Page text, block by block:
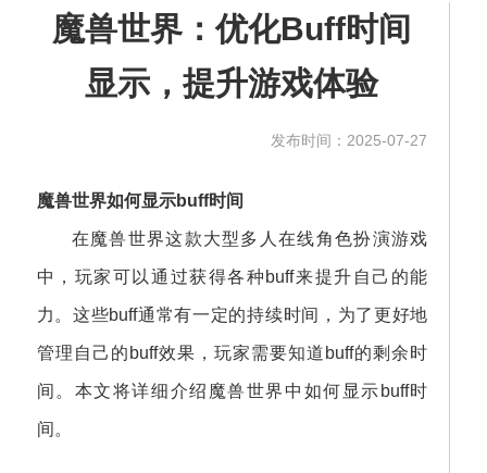
魔兽世界：优化Buff时间
显示，提升游戏体验
发布时间：2025-07-27
魔兽世界如何显示buff时间
在魔兽世界这款大型多人在线角色扮演游戏
中，玩家可以通过获得各种buff来提升自己的能
力。这些buff通常有一定的持续时间，为了更好地
管理自己的buff效果，玩家需要知道buff的剩余时
间。本文将详细介绍魔兽世界中如何显示buff时
间。